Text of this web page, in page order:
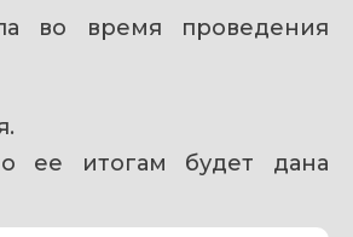
во время проведения
ее итогам будет дана